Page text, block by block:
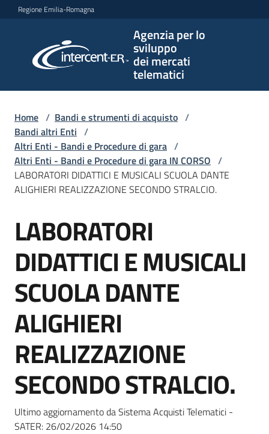
Vai al contenuto
Vai alla navigazione
Vai al footer
Regione Emilia-Romagna
Agenzia per lo
sviluppo
dei mercati
telematici
per lo
sviluppo
telematici
L'Agenzia
Bandi
e
di
Supporto
Piattaforme
telematiche
Home / Bandi e strumenti di acquisto /
Bandi altri Enti /
Altri Enti - Bandi e Procedure di gara /
Altri Enti - Bandi e Procedure di gara IN CORSO /
LABORATORI DIDATTICI E MUSICALI SCUOLA DANTE
ALIGHIERI REALIZZAZIONE SECONDO STRALCIO.
Salta al contenuto
LABORATORI
DIDATTICI E MUSICALI
SCUOLA DANTE
ALIGHIERI
REALIZZAZIONE
SECONDO STRALCIO.
Ultimo aggiornamento da Sistema Acquisti Telematici -
SATER: 26/02/2026 14:50